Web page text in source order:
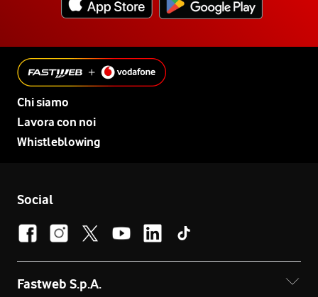
Chi siamo
Lavora con noi
Whistleblowing
Social
Fastweb S.p.A.